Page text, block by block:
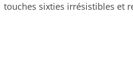
touches sixties irrésistibles et